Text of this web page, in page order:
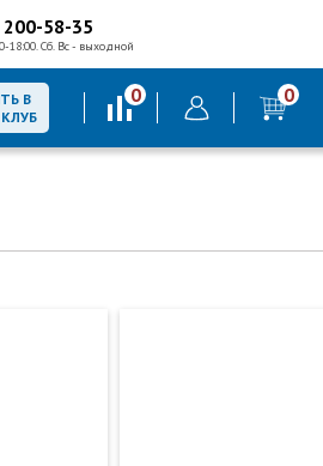
200-58-35
18:00. Сб. Вс - выходной
В
0 0